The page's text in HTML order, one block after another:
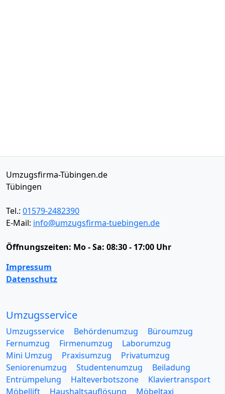
Umzugsfirma-Tübingen.de
Tübingen
Tel.: 01579-2482390
E-Mail: info@umzugsfirma-tuebingen.de
Öffnungszeiten: Mo - Sa: 08:30 - 17:00 Uhr
Impressum
Datenschutz
Umzugsservice
Umzugsservice Behördenumzug
Büroumzug
Fernumzug
Firmenumzug
Laborumzug
Mini Umzug
Praxisumzug
Privatumzug
Seniorenumzug
Studentenumzug
Beiladung
Entrümpelung
Halteverbotszone
Klaviertransport
Möbellift
Haushaltsauflösung
Möbeltaxi